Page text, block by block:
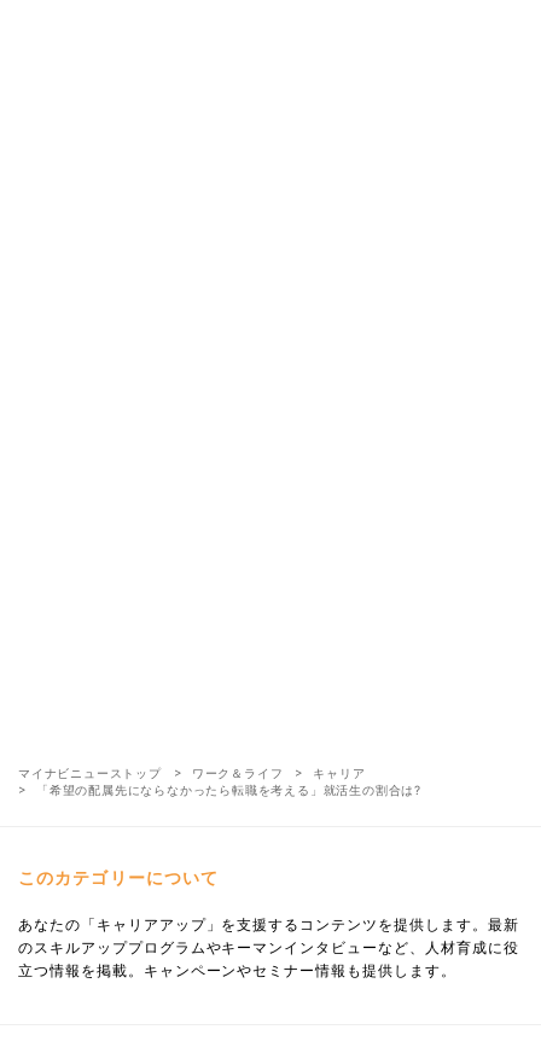
マイナビニューストップ ワーク＆ライフ
キャリア
「希望の配属先にならなかったら転職を考える」就活生の割合は?
このカテゴリーについて
あなたの「キャリアアップ」を支援するコンテンツを提供します。最新
のスキルアッププログラムやキーマンインタビューなど、人材育成に役
立つ情報を掲載。キャンペーンやセミナー情報も提供します。